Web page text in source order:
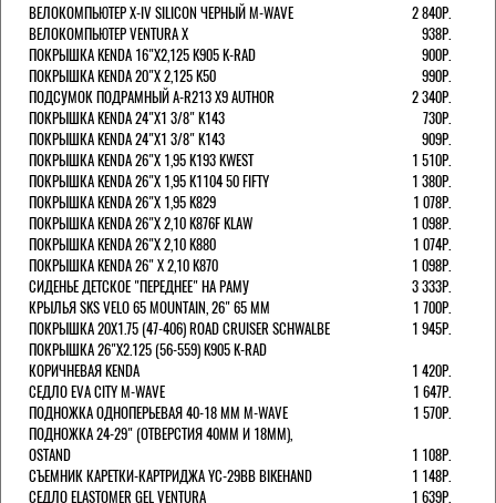
ВЕЛОКОМПЬЮТЕР X-IV SILICON ЧЕРНЫЙ M-WAVE
2 840Р.
ВЕЛОКОМПЬЮТЕР VENTURA Х
938Р.
ПОКРЫШКА KENDA 16"Х2,125 K905 K-RAD
900Р.
ПОКРЫШКА KENDA 20"Х 2,125 K50
990Р.
ПОДСУМОК ПОДРАМНЫЙ A-R213 X9 AUTHOR
2 340Р.
ПОКРЫШКА KENDA 24"Х1 3/8" K143
730Р.
ПОКРЫШКА KENDA 24"Х1 3/8" K143
909Р.
ПОКРЫШКА KENDA 26"Х 1,95 K193 KWEST
1 510Р.
ПОКРЫШКА KENDA 26"Х 1,95 K1104 50 FIFTY
1 380Р.
ПОКРЫШКА KENDA 26"Х 1,95 K829
1 078Р.
ПОКРЫШКА KENDA 26"Х 2,10 K876F KLAW
1 098Р.
ПОКРЫШКА KENDA 26"Х 2,10 K880
1 074Р.
ПОКРЫШКА KENDA 26" Х 2,10 K870
1 098Р.
СИДЕНЬЕ ДЕТСКОЕ "ПЕРЕДНЕЕ" НА РАМУ
3 333Р.
КРЫЛЬЯ SKS VELO 65 MOUNTAIN, 26" 65 ММ
1 700Р.
ПОКРЫШКА 20X1.75 (47-406) ROAD CRUISER SCHWALBE
1 945Р.
ПОКРЫШКА 26"Х2.125 (56-559) K905 K-RAD
КОРИЧНЕВАЯ KENDA
1 420Р.
СЕДЛО EVA CITY M-WAVE
1 647Р.
ПОДНОЖКА ОДНОПЕРЬЕВАЯ 40-18 ММ M-WAVE
1 570Р.
ПОДНОЖКА 24-29" (ОТВЕРСТИЯ 40ММ И 18ММ),
OSTAND
1 108Р.
СЪЕМНИК КАРЕТКИ-КАРТРИДЖА YC-29BB BIKEHAND
1 148Р.
СЕДЛО ELASTOMER GEL VENTURA
1 639Р.